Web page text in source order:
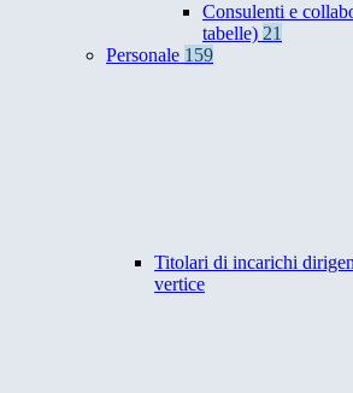
Consulenti e
tabelle) 21
Personale 159
Titolari di incarichi
vertice